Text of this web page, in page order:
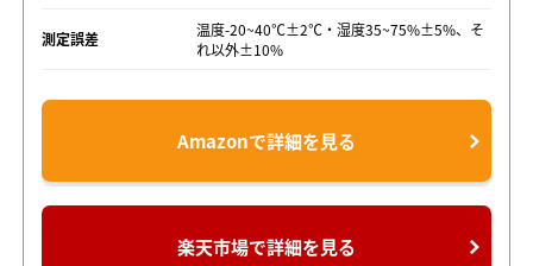
測定誤差
温度-20~40℃±2℃・湿度35~75%±5%、そ
れ以外±10%
Amazonで詳細を見る
楽天市場で詳細を見る